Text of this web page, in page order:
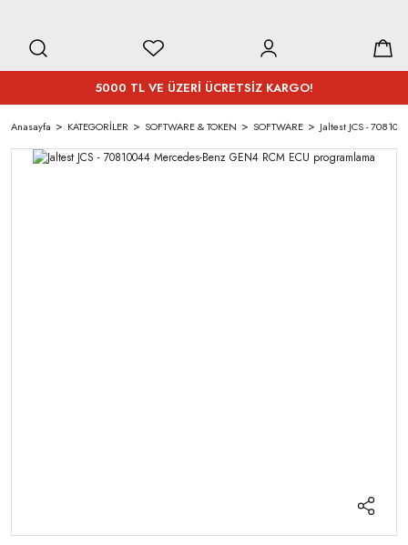
5000 TL VE ÜZERİ ÜCRETSİZ KARGO!
Anasayfa KATEGORİLER SOFTWARE & TOKEN SOFTWARE Jaltest JCS -